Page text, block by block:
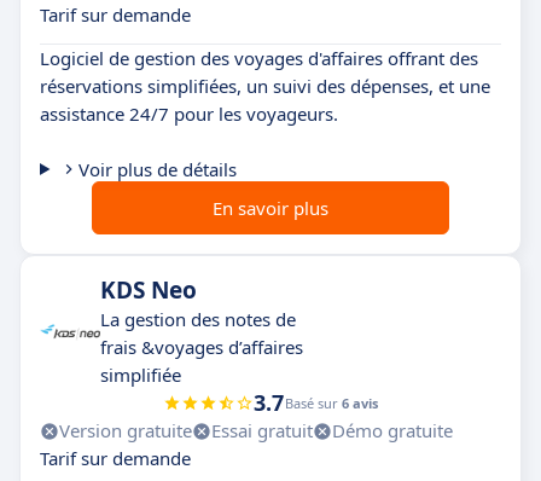
Tarif sur demande
Logiciel de gestion des voyages d'affaires offrant des
réservations simplifiées, un suivi des dépenses, et une
assistance 24/7 pour les voyageurs.
Voir plus de détails
En savoir plus
KDS Neo
La gestion des notes de
frais &voyages d’affaires
simplifiée
3.7Basé sur 6 avis
Version gratuite Essai gratuit
Démo gratuite
Tarif sur demande